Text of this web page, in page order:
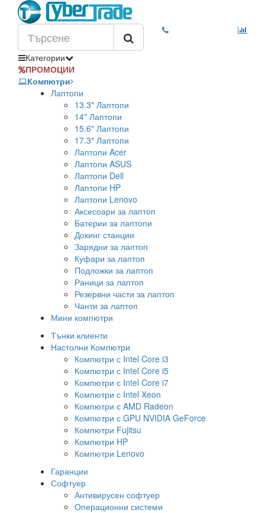
Категории
ПРОМОЦИИ
Компютри
Лаптопи
13.3" Лаптопи
14" Лаптопи
15.6" Лаптопи
17.3" Лаптопи
Лаптопи Acer
Лаптопи ASUS
Лаптопи Dell
Лаптопи HP
Лаптопи Lenovo
Аксесоари за лаптоп
Батерии за лаптопи
Докинг станции
Зарядни за лаптоп
Куфари за лаптоп
Подложки за лаптоп
Раници за лаптоп
Резервни части за лаптоп
Чанти за лаптоп
Мини компютри
Тънки клиенти
Настолни Компютри
Компютри с Intel Core i3
Компютри с Intel Core i5
Компютри с Intel Core i7
Компютри с Intel Xeon
Компютри с AMD Radeon
Компютри с GPU NVIDIA GeForce
Компютри Fujitsu
Компютри HP
Компютри Lenovo
Гаранции
Софтуер
Антивирусен софтуер
Операционни системи